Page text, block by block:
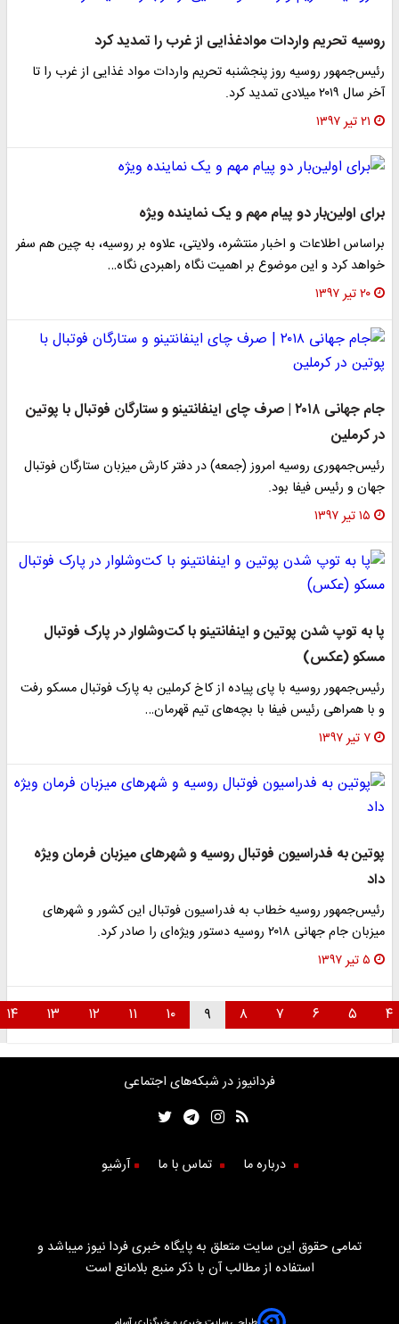
روسیه تحریم واردات موادغذایی از غرب را تمدید کرد
رئیس‌جمهور روسیه روز پنجشنبه تحریم واردات مواد غذایی از غرب را تا
آخر سال ۲۰۱۹ میلادی تمدید کرد.
۲۱ تیر ۱۳۹۷
برای اولین‌بار دو پیام مهم و یک نماینده ویژه
براساس اطلاعات و اخبار منتشره، ولایتی، علاوه بر روسیه، به چین هم سفر
خواهد کرد و این موضوع بر اهمیت نگاه راهبردی نگاه…
۲۰ تیر ۱۳۹۷
جام جهانی ۲۰۱۸ | صرف چای اینفانتینو و ستارگان فوتبال با پوتین
در کرملین
رئیس‌جمهوری روسیه امروز (جمعه) در دفتر کارش میزبان ستارگان فوتبال
جهان و رئیس فیفا بود.
۱۵ تیر ۱۳۹۷
پا‌ به‌ توپ شدن پوتین و اینفانتینو با کت‌وشلوار در پارک فوتبال
مسکو (عکس)
رئیس‌جمهور روسیه با پای پیاده از کاخ کرملین به پارک فوتبال مسکو رفت
و با همراهی رئیس فیفا با بچه‌های تیم قهرمان…
۷ تیر ۱۳۹۷
پوتین به فدراسیون فوتبال روسیه و شهرهای میزبان فرمان ویژه
داد
رئیس‌جمهور روسیه خطاب به فدراسیون فوتبال این کشور و شهرهای
میزبان جام جهانی ۲۰۱۸ روسیه دستور ویژه‌ای را صادر کرد.
۵ تیر ۱۳۹۷
۱۰ ۱۲ ۱۳ ۱۴
فردانیوز در شبکه‌های اجتماعی
درباره ما تماس با ما آرشیو
تمامی حقوق این سایت متعلق به پایگاه خبری فردا نیوز میباشد و
استفاده از مطالب آن با ذکر منبع بلامانع است